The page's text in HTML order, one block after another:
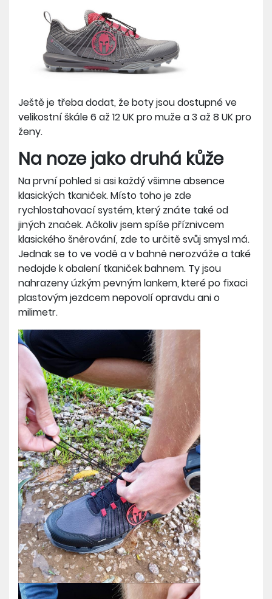
Ještě je třeba dodat, že boty jsou dostupné ve
velikostní škále 6 až 12 UK pro muže a 3 až 8 UK pro
ženy.
Na noze jako druhá kůže
Na první pohled si asi každý všimne absence
klasických tkaniček. Místo toho je zde
rychlostahovací systém, který znáte také od
jiných značek. Ačkoliv jsem spíše příznivcem
klasického šněrování, zde to určitě svůj smysl má.
Jednak se to ve vodě a v bahně nerozváže a také
nedojde k obalení tkaniček bahnem. Ty jsou
nahrazeny úzkým pevným lankem, které po fixaci
plastovým jezdcem nepovolí opravdu ani o
milimetr.